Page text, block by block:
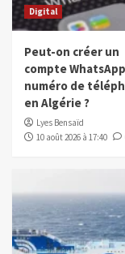
Digital
Peut-on créer un
compte
numéro de
en Algérie ?
Lyes Bensaïd
10 août 2026 à 17:40